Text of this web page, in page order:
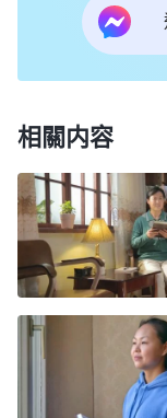
己疏忽做壞産品
都處在高度緊張
候，我感覺自己
這樣，我還堅持
却總埋怨我，説
為此經常和我吵
想到這些，
段時間腰疼得厲
也是彎着腰，妻
一檢查竟然是這
茫。後來，我因
相關内容